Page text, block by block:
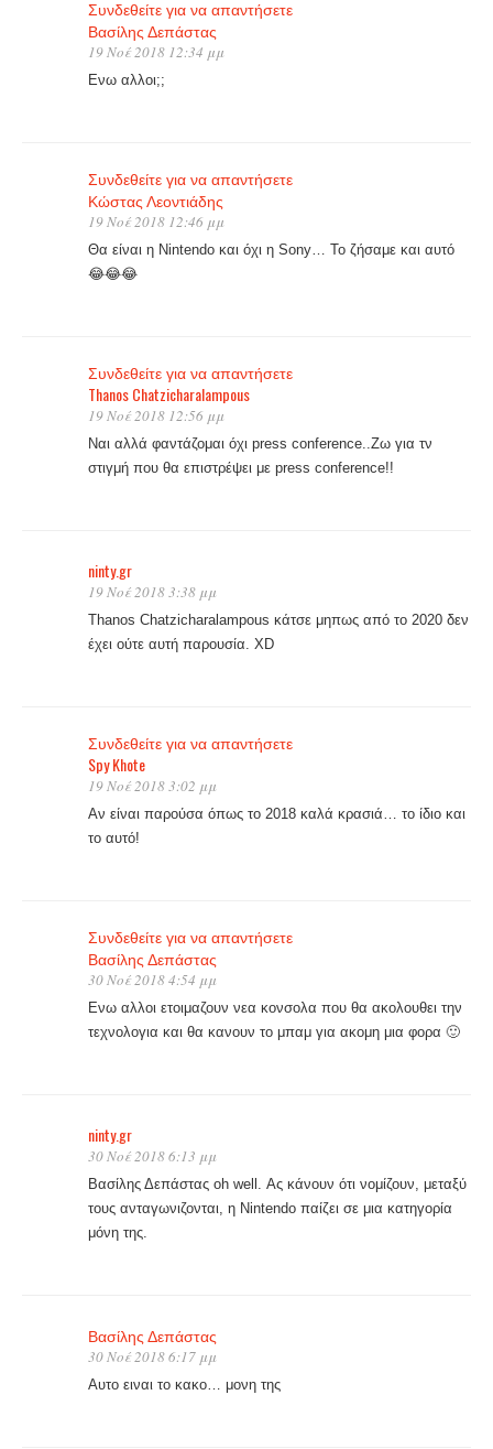
Συνδεθείτε για να απαντήσετε
Βασίλης Δεπάστας
19 Νοέ 2018 12:34 μμ
Ενω αλλοι;;
Συνδεθείτε για να απαντήσετε
Κώστας Λεοντιάδης
19 Νοέ 2018 12:46 μμ
Θα είναι η Nintendo και όχι η Sony… Το ζήσαμε και αυτό
😂😂😂
Συνδεθείτε για να απαντήσετε
Thanos Chatzicharalampous
19 Νοέ 2018 12:56 μμ
Ναι αλλά φαντάζομαι όχι press conference..Ζω για τν
στιγμή που θα επιστρέψει με press conference!!
ninty.gr
19 Νοέ 2018 3:38 μμ
Thanos Chatzicharalampous κάτσε μηπως από το 2020 δεν
έχει ούτε αυτή παρουσία. XD
Συνδεθείτε για να απαντήσετε
Spy Khote
19 Νοέ 2018 3:02 μμ
Αν είναι παρούσα όπως το 2018 καλά κρασιά… το ίδιο και
το αυτό!
Συνδεθείτε για να απαντήσετε
Βασίλης Δεπάστας
30 Νοέ 2018 4:54 μμ
Ενω αλλοι ετοιμαζουν νεα κονσολα που θα ακολουθει την
τεχνολογια και θα κανουν το μπαμ για ακομη μια φορα 🙂
ninty.gr
30 Νοέ 2018 6:13 μμ
Βασίλης Δεπάστας oh well. Ας κάνουν ότι νομίζουν, μεταξύ
τους ανταγωνιζονται, η Nintendo παίζει σε μια κατηγορία
μόνη της.
Βασίλης Δεπάστας
30 Νοέ 2018 6:17 μμ
Αυτο ειναι το κακο… μονη της